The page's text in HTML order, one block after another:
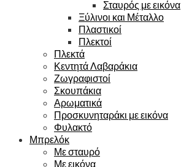
Σταυρός με εικόνα
Ξύλινοι και Μέταλλο
Πλαστικοί
Πλεκτοί
Πλεκτά
Κεντητά Λαβαράκια
Ζωγραφιστοί
Σκουπάκια
Αρωματικά
Προσκυνηταράκι με εικόνα
Φυλακτό
Μπρελόκ
Με σταυρό
Με εικόνα